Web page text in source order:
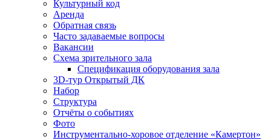
Культурный код
Аренда
Обратная связь
Часто задаваемые вопросы
Вакансии
Схема зрительного зала
Спецификация оборудования зала
3D-тур Открытый ДК
Набор
Структура
Отчёты о событиях
Фото
Инструментально-хоровое отделение «Камертон»